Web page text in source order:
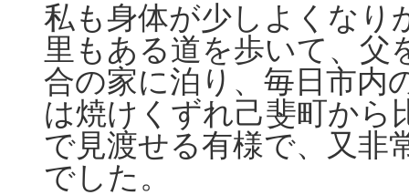
私も身体が少しよくなり
里もある道を歩いて、父
合の家に泊り、毎日市内
は焼けくずれ己斐町から
で見渡せる有様で、又非
でした。